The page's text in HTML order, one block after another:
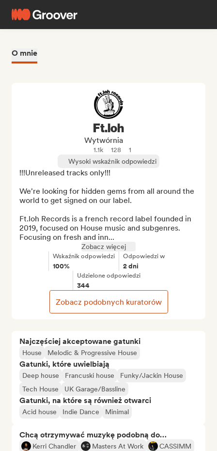
O mnie
Najczęściej akceptowane gatunki
House Melodic & Progressive House
Gatunki, które uwielbiają
Deep house Francuski house
Funky/Jackin House
Tech House
UK Garage/Bassline
Gatunki, na które są również otwarci
Acid house Indie Dance Minimal
Chcą otrzymywać muzykę podobną do…
Kerri Chandler Masters At Work
CASSIMM
Ft.loh
Wytwórnia
1.1k 128
1
Wysoki wskaźnik odpowiedzi
!!!Unreleased tracks only!!!
We're looking for hidden gems from all around the
world to get signed on our label.
Ft.loh Records is a french record label founded in
2019, focused on House music and subgenres.
Focusing on fresh and inn...
Zobacz więcej
Wskaźnik odpowiedzi
100%
Odpowiedzi w
2 dni
Udzielone odpowiedzi
344
Zobacz podobnych kuratorów